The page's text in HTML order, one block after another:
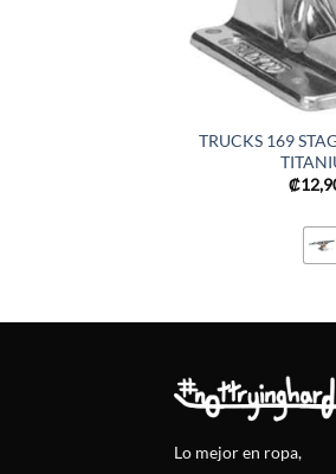
TRUCKS 169
₡
Lo mejor en ropa,